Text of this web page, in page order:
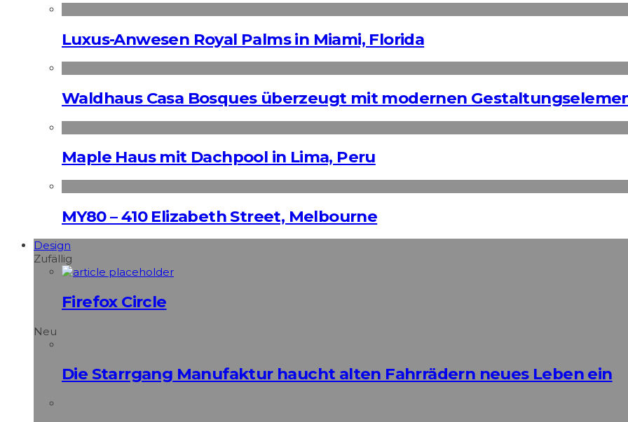
Luxus-Anwesen Royal Palms in Miami, Florida
Waldhaus Casa Bosques überzeugt mit modernen
Maple Haus mit Dachpool in Lima, Peru
MY80 – 410 Elizabeth Street, Melbourne
Design
Zufällig
Firefox Circle
Neu
Die Starrgang Manufaktur haucht alten Fahrrädern neues Leben ein